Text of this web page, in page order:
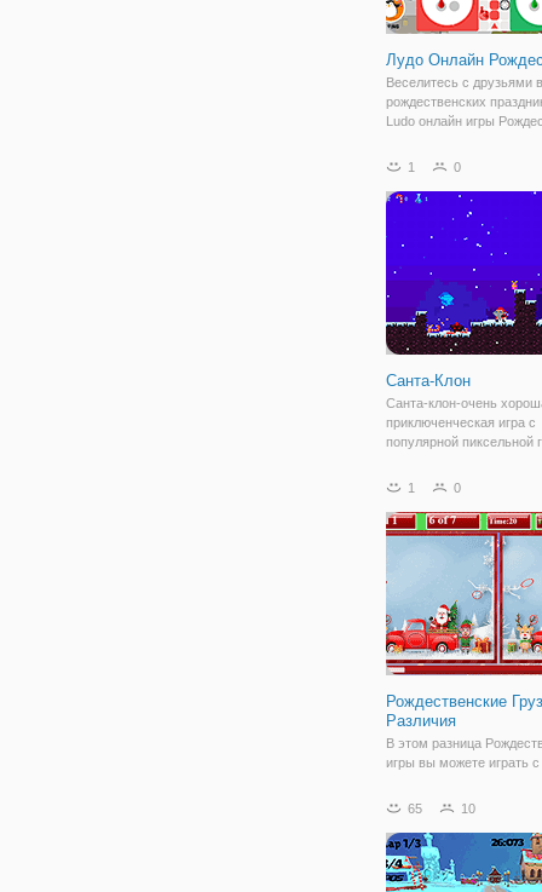
Лудо Онлайн
Веселитесь с друзьями
рождественских
Ludo онлайн игры
игра против компьютера
играть со случайно
1 0
Санта-Клон
Санта-клон-очень
приключенческая игра с
популярной пиксельной
каждом раунде в роли
собирать
преодолеть препятствия,
1 0
Рождественские
Различия
В этом разница
игры вы можете играть с
все семь различий в
прежде чем время,
подняться. У вас
времени, и это будет
65 10